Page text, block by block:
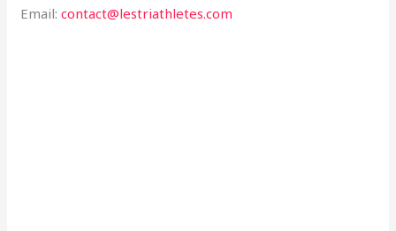
Email:contact@lestriathletes.com